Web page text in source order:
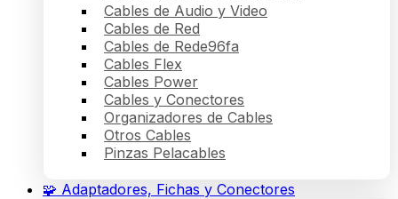
Cables de Audio y Video
Cables de Red
Cables de Rede96fa
Cables Flex
Cables Power
Cables y Conectores
Organizadores de Cables
Otros Cables
Pinzas Pelacables
🧩 Adaptadores, Fichas y Conectores